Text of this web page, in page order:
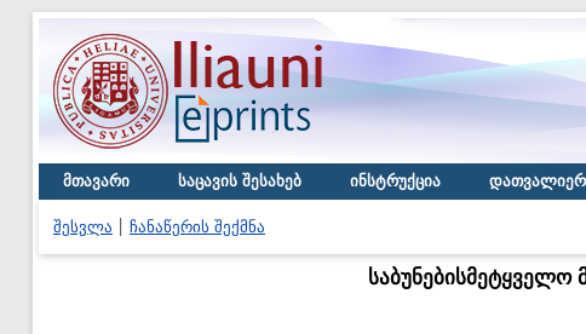
მთავარი საცავის შესახებ ინსტრუქცია
შესვლა ჩანაწერის შექმნა
საბუნებისმეტყველო